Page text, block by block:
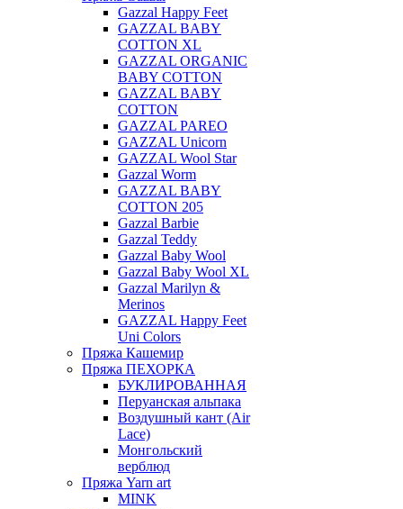
Gazzal Happy Feet
GAZZAL BABY
COTTON XL
GAZZAL ORGANIC
BABY COTTON
GAZZAL BABY
COTTON
GAZZAL PAREO
GAZZAL Unicorn
GAZZAL Wool Star
Gazzal Worm
GAZZAL BABY
COTTON 205
Gazzal Barbie
Gazzal Teddy
Gazzal Baby Wool
Gazzal Baby Wool XL
Gazzal Marilyn &
Merinos
GAZZAL Happy Feet
Uni Colors
Пряжа Кашемир
Пряжа ПЕХОРКА
БУКЛИРОВАННАЯ
Перуанская альпака
Воздушный кант (Air
Lace)
Монгольский
верблюд
Пряжа Yarn art
MINK